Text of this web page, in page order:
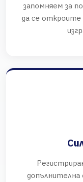
запомняем за
да се откроите
допълнителна